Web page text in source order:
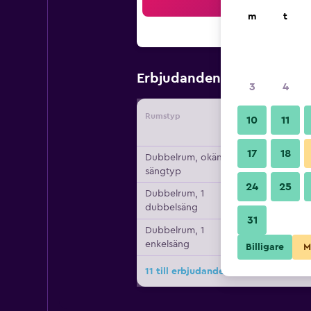
Erbjudanden från
Rumstyp
Dubbelrum, okänd
sängtyp
Dubbelrum, 1
dubbelsäng
Dubbelrum, 1
enkelsäng
11 till erbjudanden för Hotel
m t
3 4
10 11
17 18
24 25
31
Billigare